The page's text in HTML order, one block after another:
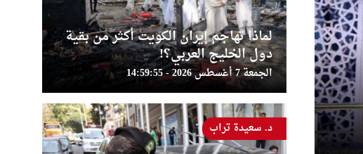
لماذا تهاجم إيران الكويت أكثر من بقية
دول الخليج العربي؟!
الجمعة 7 أغسطس 2026 - 14:59:55
د. سعيدة تراب